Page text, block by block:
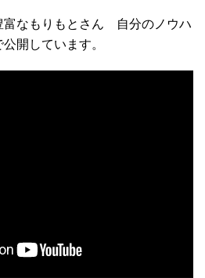
富なもりもとさん 自分のノウハ
開しています。